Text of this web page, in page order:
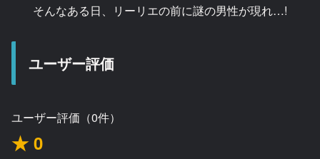
そんなある日、リーリエの前に謎の男性が現れ…!
ユーザー評価
ユーザー評価（0件）
★ 0